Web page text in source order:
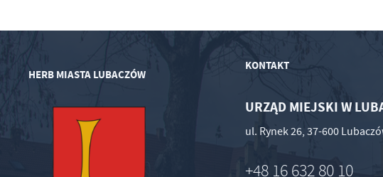
HERB MIASTA LUBACZÓW
KONTAKT
URZĄD MIEJSKI W
ul. Rynek 26, 37-600
+48 16 632 80 10